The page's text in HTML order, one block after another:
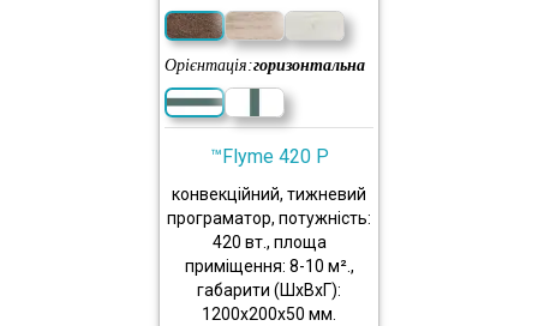
Орієнтація:горизонтальна
™Flyme 420 P
конвекційний, тижневий
програматор, потужність:
420 вт., площа
приміщення: 8-10 м².,
габарити (ШхВхГ):
1200x200x50 мм.